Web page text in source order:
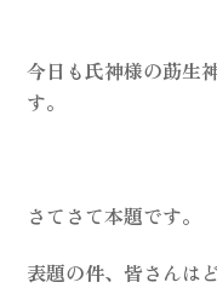
今日も氏神様の莇生
す。
さてさて本題です。
表題の件、皆さんは